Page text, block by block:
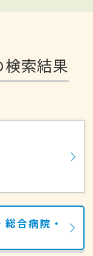
索結果
合病院・